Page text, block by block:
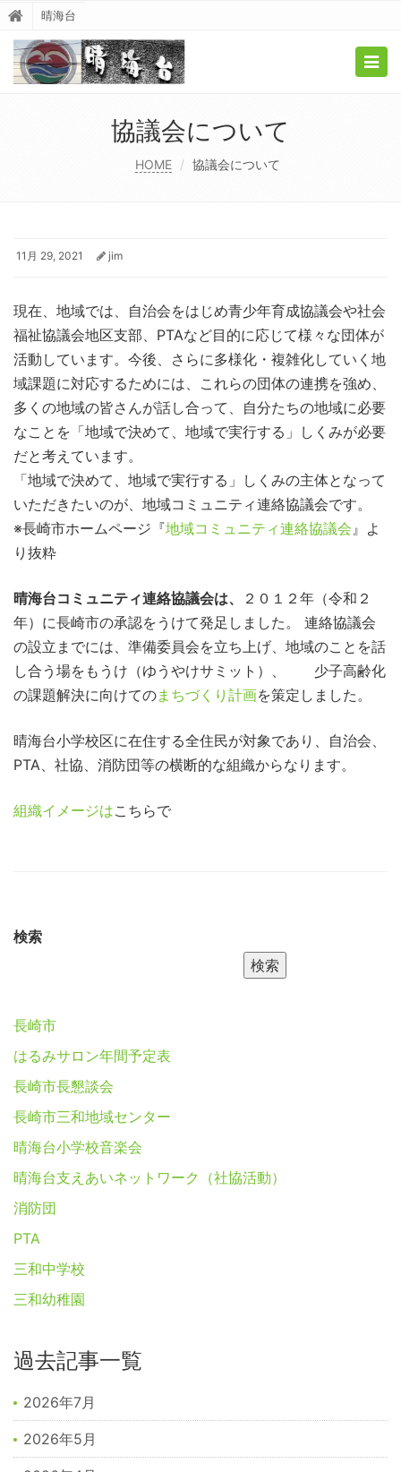
晴海台
協議会について
HOME 協議会について
11月 29, 2021 jim
現在、地域では、自治会をはじめ青少年育成協議会や社会
福祉協議会地区支部、PTAなど目的に応じて様々な団体が
活動しています。今後、さらに多様化・複雑化していく地
域課題に対応するためには、これらの団体の連携を強め、
多くの地域の皆さんが話し合って、自分たちの地域に必要
なことを「地域で決めて、地域で実行する」しくみが必要
だと考えています。
「地域で決めて、地域で実行する」しくみの主体となって
いただきたいのが、地域コミュニティ連絡協議会です。
※長崎市ホームページ『地域コミュニティ連絡協議会』よ
り抜粋
晴海台コミュニティ連絡協議会は、
２０１２年（令和２
年）に長崎市の承認をうけて発足しました。 連絡協議会
の設立までには、準備委員会を立ち上げ、地域のことを話
し合う場をもうけ（ゆうやけサミット）、 少子高齢化
の課題解決に向けてのまちづくり計画を策定しました。
晴海台小学校区に在住する全住民が対象であり、自治会、
PTA、社協、消防団等の横断的な組織からなります。
組織イメージはこちらで
検索
検索
長崎市
はるみサロン年間予定表
長崎市長懇談会
長崎市三和地域センター
晴海台小学校音楽会
晴海台支えあいネットワーク（社協活動）
消防団
PTA
三和中学校
三和幼稚園
過去記事一覧
2026年7月
2026年5月